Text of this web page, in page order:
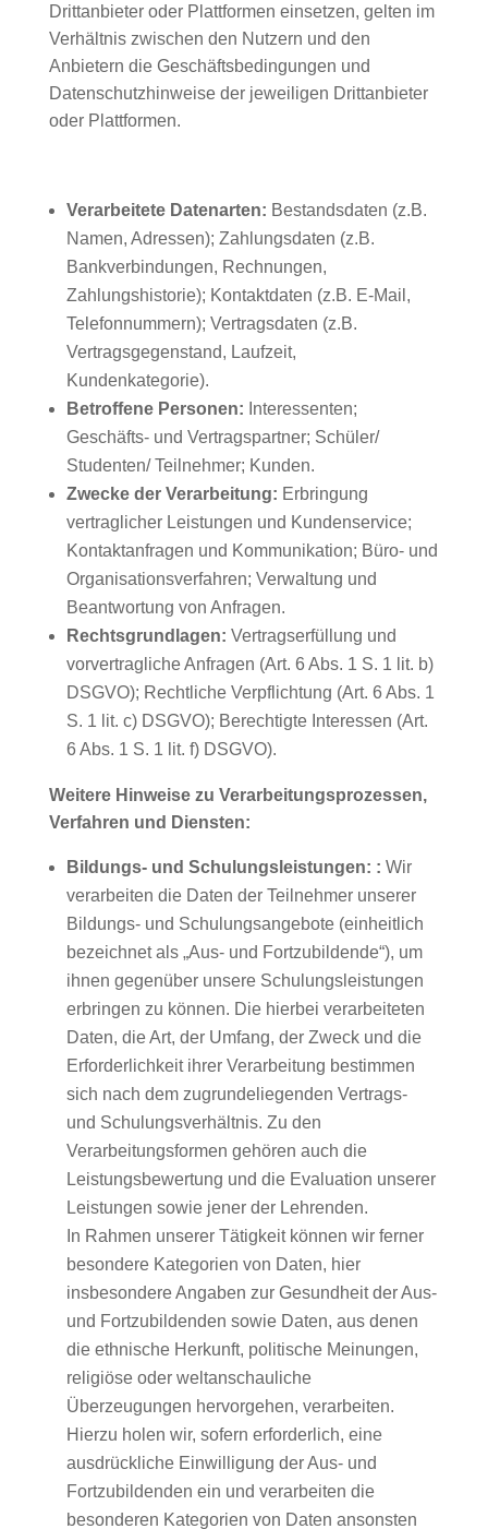
Drittanbieter oder Plattformen einsetzen, gelten im
Verhältnis zwischen den Nutzern und den
Anbietern die Geschäftsbedingungen und
Datenschutzhinweise der jeweiligen Drittanbieter
oder Plattformen.
Verarbeitete Datenarten: Bestandsdaten (z.B.
Namen, Adressen); Zahlungsdaten (z.B.
Bankverbindungen, Rechnungen,
Zahlungshistorie); Kontaktdaten (z.B. E-Mail,
Telefonnummern); Vertragsdaten (z.B.
Vertragsgegenstand, Laufzeit,
Kundenkategorie).
Betroffene Personen: Interessenten;
Geschäfts- und Vertragspartner; Schüler/
Studenten/ Teilnehmer; Kunden.
Zwecke der Verarbeitung: Erbringung
vertraglicher Leistungen und Kundenservice;
Kontaktanfragen und Kommunikation; Büro- und
Organisationsverfahren; Verwaltung und
Beantwortung von Anfragen.
Rechtsgrundlagen: Vertragserfüllung und
vorvertragliche Anfragen (Art. 6 Abs. 1 S. 1 lit. b)
DSGVO); Rechtliche Verpflichtung (Art. 6 Abs. 1
S. 1 lit. c) DSGVO); Berechtigte Interessen (Art.
6 Abs. 1 S. 1 lit. f) DSGVO).
Weitere Hinweise zu Verarbeitungsprozessen,
Verfahren und Diensten:
Bildungs- und Schulungsleistungen: : Wir
verarbeiten die Daten der Teilnehmer unserer
Bildungs- und Schulungsangebote (einheitlich
bezeichnet als „Aus- und Fortzubildende“), um
ihnen gegenüber unsere Schulungsleistungen
erbringen zu können. Die hierbei verarbeiteten
Daten, die Art, der Umfang, der Zweck und die
Erforderlichkeit ihrer Verarbeitung bestimmen
sich nach dem zugrundeliegenden Vertrags-
und Schulungsverhältnis. Zu den
Verarbeitungsformen gehören auch die
Leistungsbewertung und die Evaluation unserer
Leistungen sowie jener der Lehrenden.
In Rahmen unserer Tätigkeit können wir ferner
besondere Kategorien von Daten, hier
insbesondere Angaben zur Gesundheit der Aus-
und Fortzubildenden sowie Daten, aus denen
die ethnische Herkunft, politische Meinungen,
religiöse oder weltanschauliche
Überzeugungen hervorgehen, verarbeiten.
Hierzu holen wir, sofern erforderlich, eine
ausdrückliche Einwilligung der Aus- und
Fortzubildenden ein und verarbeiten die
besonderen Kategorien von Daten ansonsten